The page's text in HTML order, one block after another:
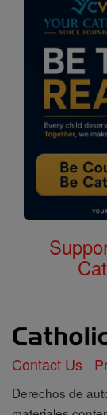
Contact Us
Derechos de